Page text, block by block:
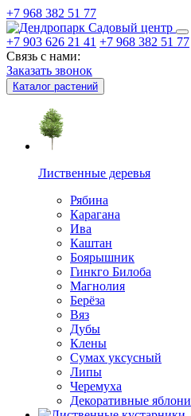
+7 968 382 51 77
Садовый центр
+7 903 626 21 41 +7 968 382 51 77
Связь с нами:
Заказать звонок
Каталог растений
Лиственные деревья
Рябина
Карагана
Ива
Каштан
Боярышник
Гинкго Билоба
Магнолия
Берёза
Вяз
Дубы
Клены
Сумах уксусный
Липы
Черемуха
Декоративные яблони